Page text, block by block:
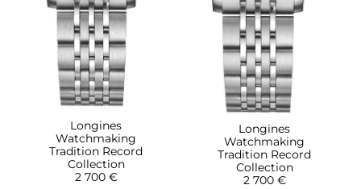
Longines
Watchmaking
Tradition Record
Collection
2 700 €
Longines
Watchmaking
Tradition Record
Collection
2 700 €